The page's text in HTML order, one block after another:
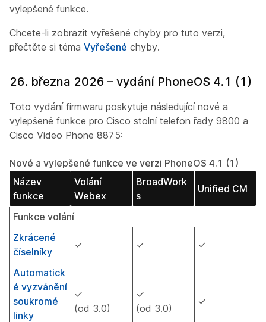
vylepšené funkce.
Chcete-li zobrazit vyřešené chyby pro tuto verzi,
přečtěte si téma Vyřešené chyby.
26. března 2026 – vydání PhoneOS 4.1 (1)
Toto vydání firmwaru poskytuje následující nové a
vylepšené funkce pro Cisco stolní telefon řady 9800 a
Cisco Video Phone 8875:
Nové a vylepšené funkce ve verzi PhoneOS 4.1 (1)
Název
funkce
Volání
Webex
BroadWork
s
Unified CM
Funkce volání
Zkrácené
číselníky
✓ ✓ ✓
Automatick
é vyzvánění
soukromé
linky
✓
(od 3.0)
✓
(od 3.0)
✓